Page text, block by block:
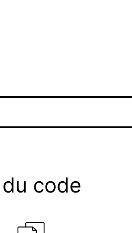
code